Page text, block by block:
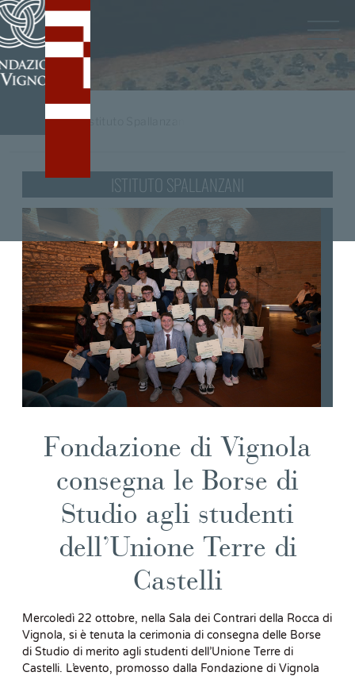
/tag Istituto Spallanzani
ISTITUTO SPALLANZANI
Fondazione di Vignola
consegna le Borse di
Studio agli studenti
dell’Unione Terre di
Castelli
Mercoledì 22 ottobre, nella Sala dei Contrari della Rocca di
Vignola, si è tenuta la cerimonia di consegna delle Borse
di Studio di merito agli studenti dell’Unione Terre di
Castelli. L’evento, promosso dalla Fondazione di Vignola